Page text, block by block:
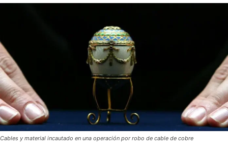
Cables y material incautado en una operación por robo de cable de cobre